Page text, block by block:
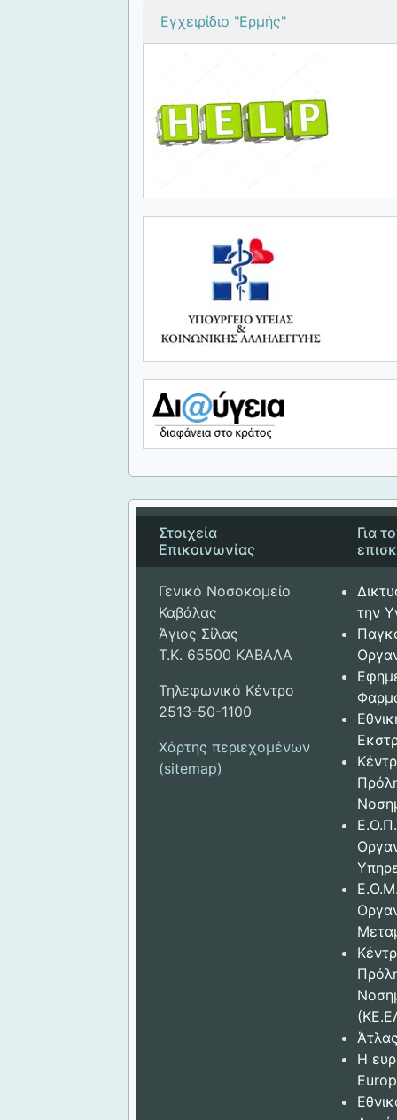
Εγχειρίδιο "Ερμής"
Στοιχεία
Επικοινωνίας
Γενικό Νοσοκομείο
Καβάλας
Άγιος Σίλας
Τ.Κ. 65500 ΚΑΒΑΛΑ
Τηλεφωνικό Κέντρο
2513-50-1100
Χάρτης περιεχομένων
(sitemap)
Για
την
Η